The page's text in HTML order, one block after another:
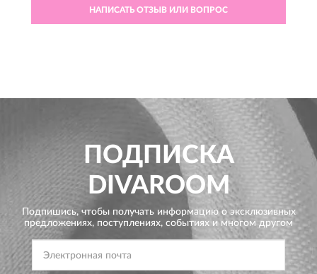
НАПИСАТЬ ОТЗЫВ ИЛИ ВОПРОС
ПОДПИСКА
DIVAROOM
Подпишись, чтобы получать информацию о эксклюзивных
предложениях, поступлениях, событиях и многом другом